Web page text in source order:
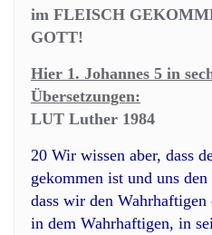
im FLEISCH
GOTT!
Hier 1. Johannes 5 in
Übersetzungen:
LUT Luther 1984
20 Wir wissen aber, dass
gekommen ist und uns
dass wir den
in dem Wahrhaftigen, in